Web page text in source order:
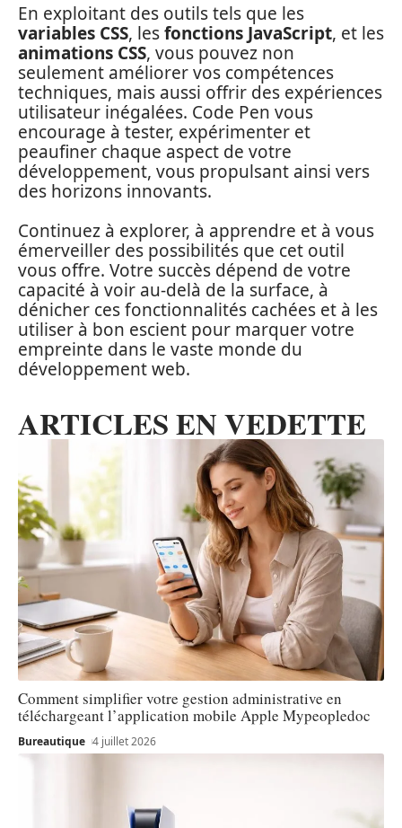
En exploitant des outils tels que les
variables CSS, lesfonctions JavaScript, et les
animations CSS, vous pouvez non
seulement améliorer vos compétences
techniques, mais aussi offrir des expériences
utilisateur inégalées. Code Pen vous
encourage à tester, expérimenter et
peaufiner chaque aspect de votre
développement, vous propulsant ainsi vers
des horizons innovants.
Continuez à explorer, à apprendre et à vous
émerveiller des possibilités que cet outil
vous offre. Votre succès dépend de votre
capacité à voir au-delà de la surface, à
dénicher ces fonctionnalités cachées et à les
utiliser à bon escient pour marquer votre
empreinte dans le vaste monde du
développement web.
ARTICLES EN VEDETTE
Comment simplifier votre gestion administrative en
téléchargeant l’application mobile Apple Mypeopledoc
Bureautique 4 juillet 2026